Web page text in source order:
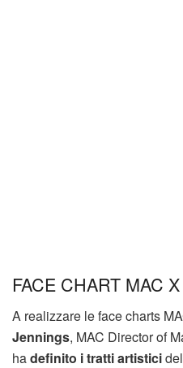
FACE CHART MAC
A realizzare le face charts
Jennings, MAC Director of
hadefinito i tratti artistici